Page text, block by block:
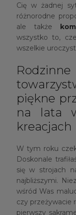
Cię w żadnej
różnorodne
ale także
wszystko to,
wszelkie
piękne
na lata
kreacjach
W tym roku
Doskonale
się w strojach
najbliższymi.
wśród Was
czy przeżywacie
pierwszy